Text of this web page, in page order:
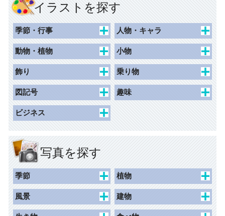
イラストを探す
季節・行事
春
夏
秋
冬
記念日
国旗
レジャー
人物・キャラ
キャラクター
動物キャラクター
女性
動物・植物
花束
花
草木
動物・昆虫
小物
食べ物・飲み物
持ち物・日用品
その他
飾り
枠（ハガキ）
枠（名刺）
枠（写真シール）
枠（リフィル）
ネームシール
ライン
バック（背景）
乗り物
交通
図記号
一般施設
商業施設
観光・文化・スポーツ施設
安全
禁止
趣味
ビジネス
アイテム
マーク
荷札
荷札（千社札シールサイ
ズ）
写真を探す
季節
春
夏
植物
桜
チューリップ
風景
景観
建物
史跡